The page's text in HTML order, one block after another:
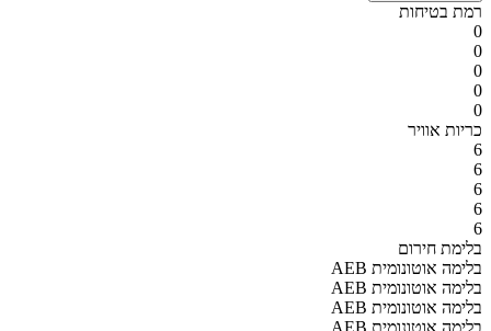
רמת בטיחות
0
0
0
0
0
כריות אוויר
6
6
6
6
6
בלימת חירום
AEB בלימה אוטונומית
AEB בלימה אוטונומית
AEB בלימה אוטונומית
AEB בלימה אוטונומית